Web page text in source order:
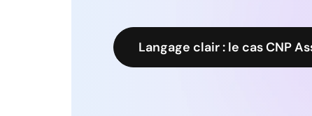
Langage clair : le cas CNP